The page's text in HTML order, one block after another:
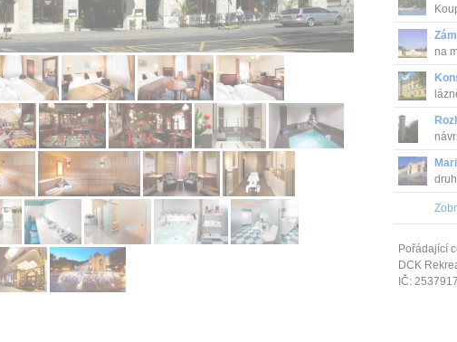
na
vý...
Pořádající
DCK
IČ: